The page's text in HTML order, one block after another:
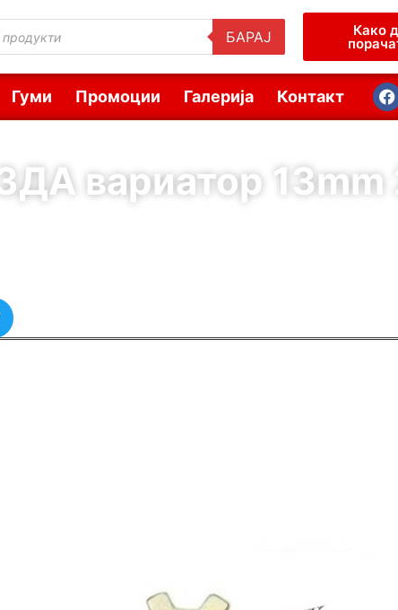
БАРАЈ Како
Гуми Промоции Галерија Контакт
вариатор 13mm